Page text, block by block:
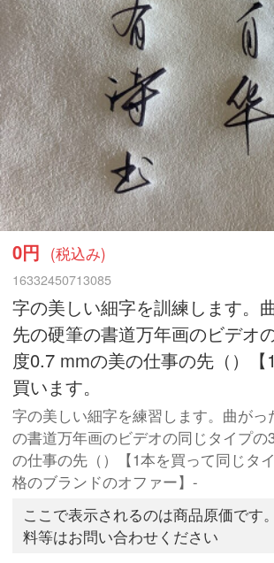
0円 (税込み)
16332450713085
字の美しい細字を訓練します。
先の硬筆の書道万年画のビデオ
度0.7 mmの美の仕事の先（）【
買います。
字の美しい細字を練習します。曲がっ
の書道万年画のビデオの同じタイプの
の仕事の先（）【1本を買って同じタ
格のブランドのオファー】-
ここで表示されるのは商品原価です
料等はお問い合わせください